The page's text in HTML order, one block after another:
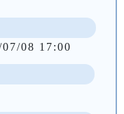
08 17:00